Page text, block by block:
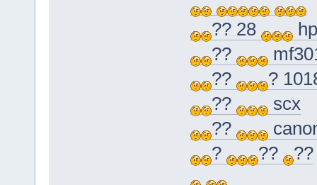
?? 28
hp
??
??
?
??
scx
??
?
?? ??